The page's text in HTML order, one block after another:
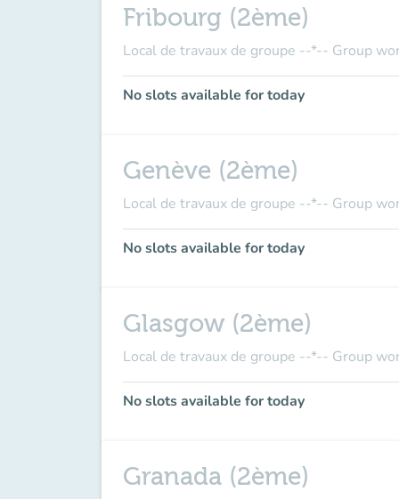
Fribourg (2ème)
Local de travaux de groupe --*-- Group
No slots available for today
Genève (2ème)
Local de travaux de groupe --*-- Group
No slots available for today
Glasgow (2ème)
Local de travaux de groupe --*-- Group
No slots available for today
Granada (2ème)